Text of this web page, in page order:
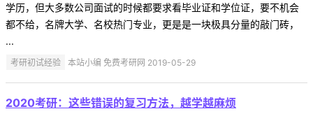
学历，但大多数公司面试的时候都要求看毕业证和学位证，要不机会
都不给，名牌大学、名校热门专业，更是是一块极具分量的敲门砖，
...
考研初试经验 本站小编 免费考研网 2019-05-29
2020考研：这些错误的复习方法，越学越麻烦